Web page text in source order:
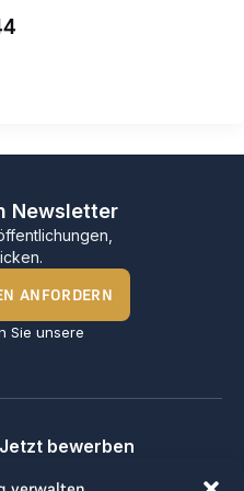
Newsletter
ANFORDERN
Sie unsere
Jetzt bewerben